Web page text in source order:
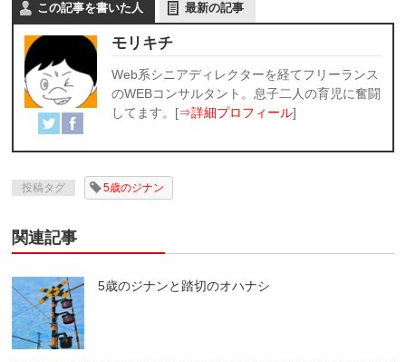
この記事を書いた人 最新の記事
モリキチ
Web系シニアディレクターを経てフリーランス
のWEBコンサルタント。息子二人の育児に奮闘
してます。[⇒詳細プロフィール]
投稿タグ 5歳のジナン
関連記事
5歳のジナンと踏切のオハナシ